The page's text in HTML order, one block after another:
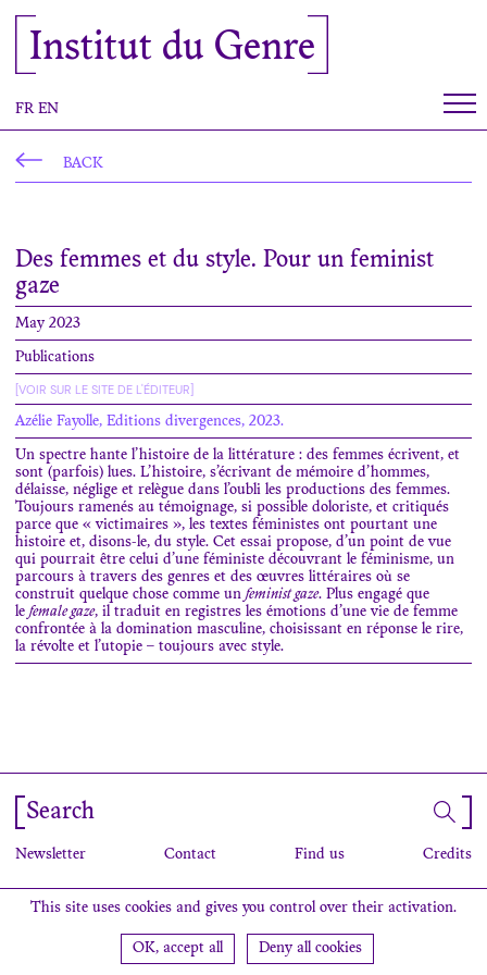
Institut du Genre
FR EN
BACK
Des femmes et du style. Pour un feminist
gaze
May 2023
Publications
[VOIR SUR LE SITE DE L'ÉDITEUR]
Azélie Fayolle, Editions divergences, 2023.
Un spectre hante l’histoire de la littérature : des femmes écrivent, et
sont (parfois) lues. L’histoire, s’écrivant de mémoire d’hommes,
délaisse, néglige et relègue dans l’oubli les productions des femmes.
Toujours ramenés au témoignage, si possible doloriste, et critiqués
parce que « victimaires », les textes féministes ont pourtant une
histoire et, disons-le, du style. Cet essai propose, d’un point de vue
qui pourrait être celui d’une féministe découvrant le féminisme, un
parcours à travers des genres et des œuvres littéraires où se
construit quelque chose comme unfeminist gaze. Plus engagé que
lefemale gaze, il traduit en registres les émotions d’une vie de femme
confrontée à la domination masculine, choisissant en réponse le rire,
la révolte et l’utopie – toujours avec style.
Search
Newsletter Contact Find us Credits
This site uses cookies and gives you control over their activation.
OK, accept all Deny all cookies